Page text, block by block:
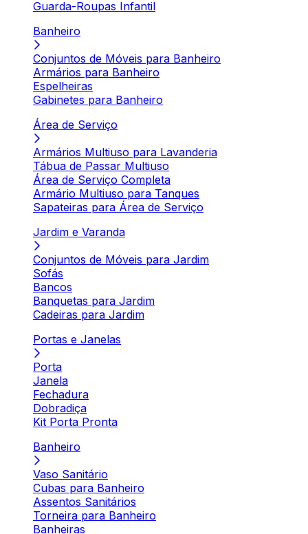
Guarda-Roupas Infantil
Banheiro
Conjuntos de Móveis para Banheiro
Armários para Banheiro
Espelheiras
Gabinetes para Banheiro
Área de Serviço
Armários Multiuso para Lavanderia
Tábua de Passar Multiuso
Área de Serviço Completa
Armário Multiuso para Tanques
Sapateiras para Área de Serviço
Jardim e Varanda
Conjuntos de Móveis para Jardim
Sofás
Bancos
Banquetas para Jardim
Cadeiras para Jardim
Portas e Janelas
Porta
Janela
Fechadura
Dobradiça
Kit Porta Pronta
Banheiro
Vaso Sanitário
Cubas para Banheiro
Assentos Sanitários
Torneira para Banheiro
Banheiras